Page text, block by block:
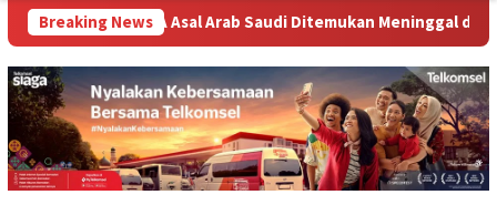
Breaking News
Asal Arab Saudi Ditemukan Meninggal di Desa Piong